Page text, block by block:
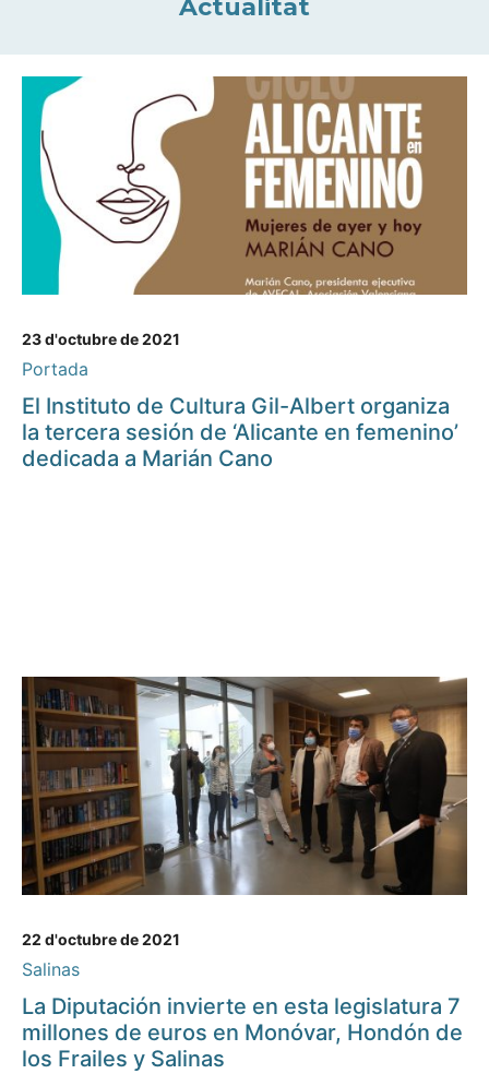
Actualitat
23 d'octubre de 2021
Portada
El Instituto de Cultura Gil-Albert organiza
la tercera sesión de ‘Alicante en femenino’
dedicada a Marián Cano
22 d'octubre de 2021
Salinas
La Diputación invierte en esta legislatura 7
millones de euros en Monóvar, Hondón de
los Frailes y Salinas